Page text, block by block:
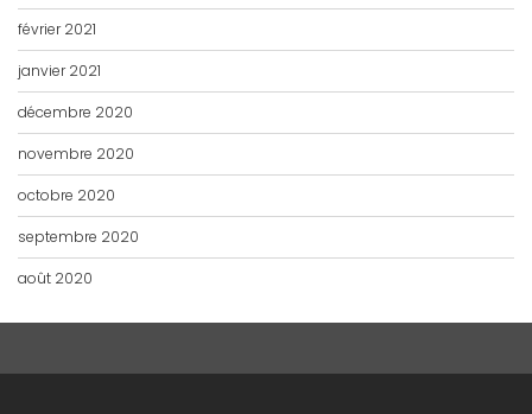
février 2021
janvier 2021
décembre 2020
novembre 2020
octobre 2020
septembre 2020
août 2020